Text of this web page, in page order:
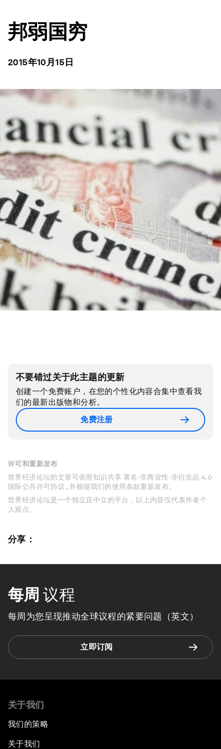
邦弱国穷
2015年10月15日
不要错过关于此主题的更新
创建一个免费账户，在您的个性化内容合集中查看我
们的最新出版物和分析。
免费注册
许可和重新发布
世界经济论坛的文章可依照知识共享 署名-非商业性-非衍生品 4.0
国际公共许可协议 , 并根据我们的使用条款重新发布。
世界经济论坛是一个独立且中立的平台，以上内容仅代表作者个
人观点。
分享：
每周 议程
每周为您呈现推动全球议程的紧要问题（英文）
立即订阅
关于我们
我们的策略
关于我们